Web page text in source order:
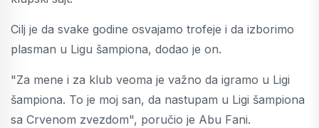
Cilj je da svake godine osvajamo trofeje i da izborimo
plasman u Ligu šampiona, dodao je on.
"Za mene i za klub veoma je važno da igramo u Ligi
šampiona. To je moj san, da nastupam u Ligi šampiona
sa Crvenom zvezdom", poručio je Abu Fani.